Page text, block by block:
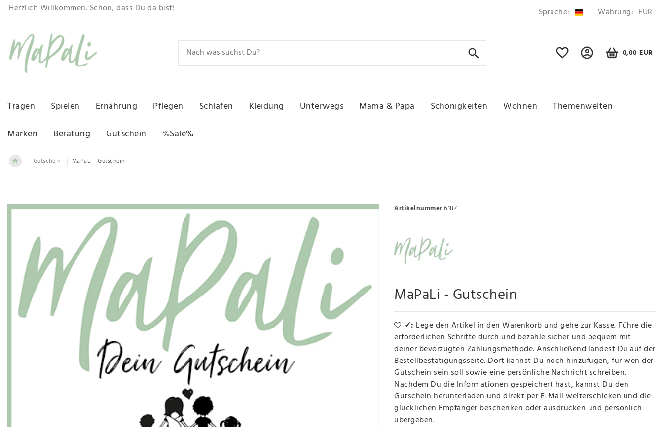
Herzlich Willkommen. Schön, dass Du da bist! Sprache: Währung: EUR
0,00 EUR
Tragen Spielen Ernährung Pflegen Schlafen Kleidung Unterwegs Mama & Papa Schönigkeiten Wohnen
Themenwelten
Marken
Beratung Gutschein %Sale%
Gutschein MaPaLi - Gutschein
Artikelnummer6187
MaPaLi - Gutschein
✓: Lege den Artikel in den Warenkorb und gehe zur Kasse. Führe die
erforderlichen Schritte durch und bezahle sicher und bequem mit
deiner bevorzugten Zahlungsmethode. Anschließend landest Du auf der
Bestellbestätigungsseite. Dort kannst Du noch hinzufügen, für wen der
Gutschein sein soll sowie eine persönliche Nachricht schreiben.
Nachdem Du die Informationen gespeichert hast, kannst Du den
Gutschein herunterladen und direkt per E-Mail weiterschicken und die
glücklichen Empfänger beschenken oder ausdrucken und persönlich
übergeben.